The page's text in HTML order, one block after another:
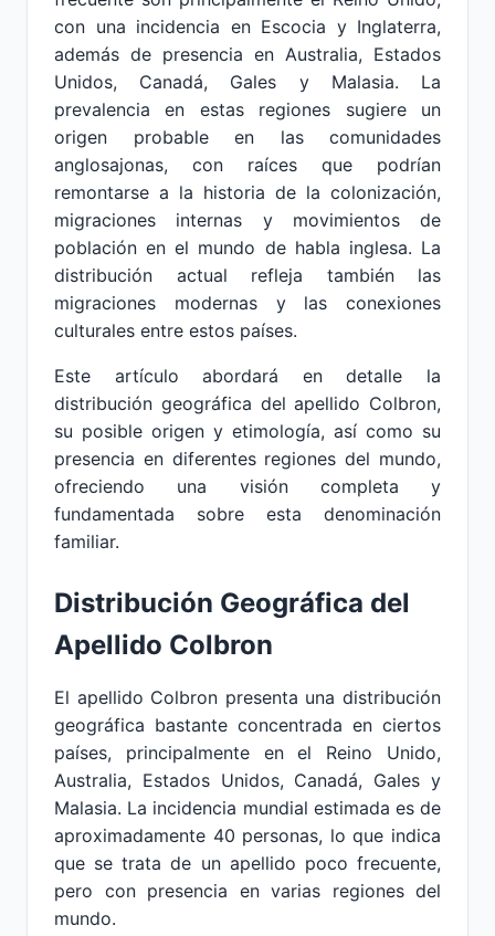
con una incidencia en Escocia y Inglaterra,
además de presencia en Australia, Estados
Unidos, Canadá, Gales y Malasia. La
prevalencia en estas regiones sugiere un
origen probable en las comunidades
anglosajonas, con raíces que podrían
remontarse a la historia de la colonización,
migraciones internas y movimientos de
población en el mundo de habla inglesa. La
distribución actual refleja también las
migraciones modernas y las conexiones
culturales entre estos países.
Este artículo abordará en detalle la
distribución geográfica del apellido Colbron,
su posible origen y etimología, así como su
presencia en diferentes regiones del mundo,
ofreciendo una visión completa y
fundamentada sobre esta denominación
familiar.
Distribución Geográfica del
Apellido Colbron
El apellido Colbron presenta una distribución
geográfica bastante concentrada en ciertos
países, principalmente en el Reino Unido,
Australia, Estados Unidos, Canadá, Gales y
Malasia. La incidencia mundial estimada es de
aproximadamente 40 personas, lo que indica
que se trata de un apellido poco frecuente,
pero con presencia en varias regiones del
mundo.